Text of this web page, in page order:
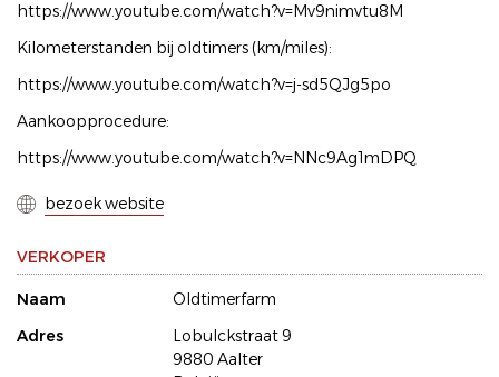
https://www.youtube.com/watch?v=Mv9nimvtu8M
Kilometerstanden bij oldtimers (km/miles):
https://www.youtube.com/watch?v=j-sd5QJg5po
Aankoopprocedure:
https://www.youtube.com/watch?v=NNc9Ag1mDPQ
bezoek website
VERKOPER
Naam
Oldtimerfarm
Adres
Lobulckstraat 9
9880 Aalter